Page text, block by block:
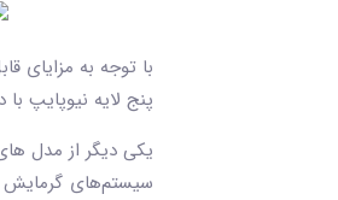
با توجه به مزایای
پنج‌ لایه نیوپایپ
یکی دیگر از مدل